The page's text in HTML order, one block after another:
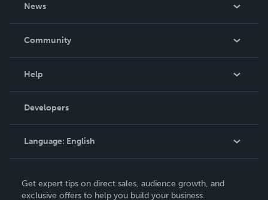
News
In The News
Community
Podcast
Help
Order Lookup
Knowledge Base
Contact Support
Developers
Language: English
Deutsch
Get expert tips on direct sales, audience growth, and
exclusive offers to help you build your business.